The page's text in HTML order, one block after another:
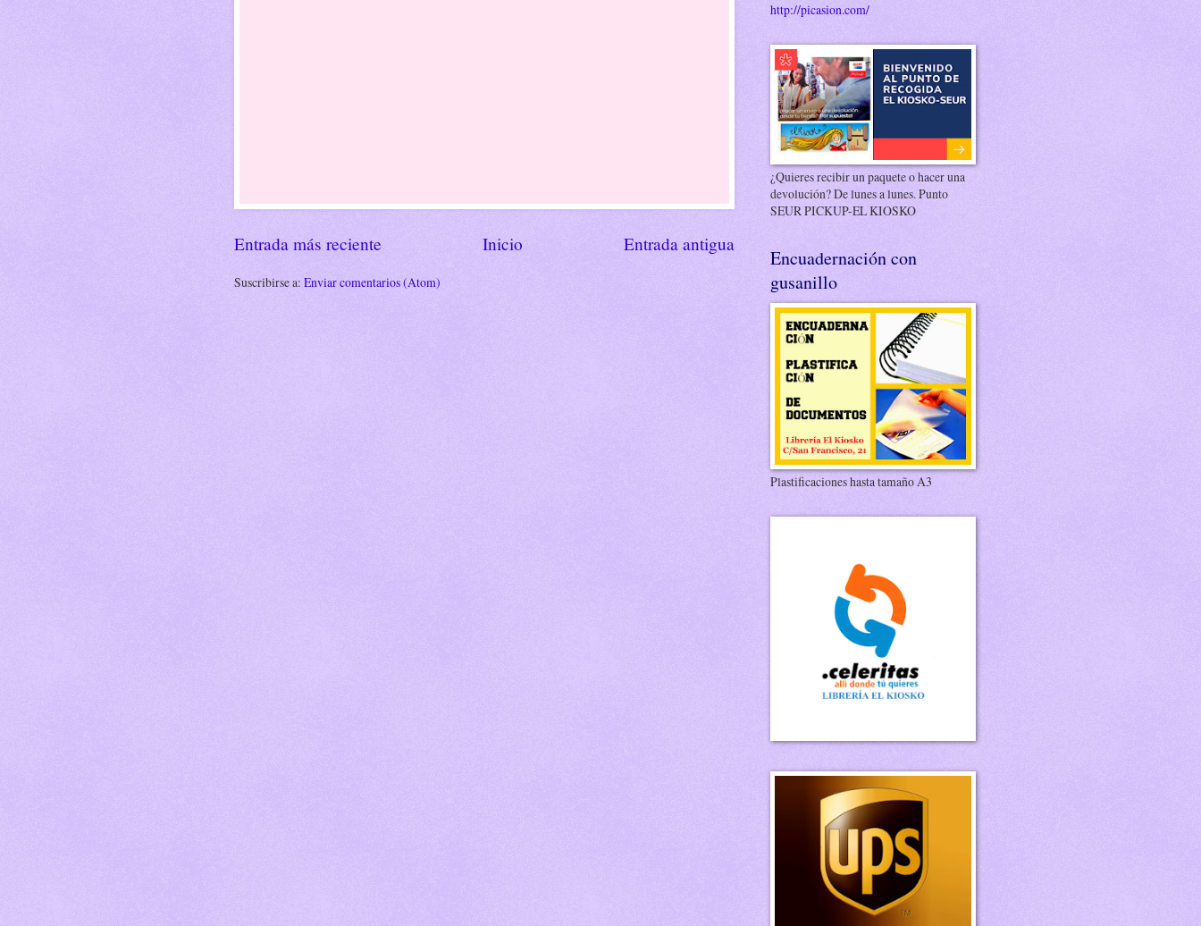
Entrada más reciente Entrada antigua
Inicio
Suscribirse a: Enviar comentarios (Atom)
http://picasion.com/
¿Quieres recibir un paquete o hacer una
devolución? De lunes a lunes. Punto
SEUR PICKUP-EL KIOSKO
Encuadernación con
gusanillo
Plastificaciones hasta tamaño A3